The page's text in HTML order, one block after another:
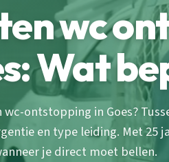
wc
Wat
wc-ontstopping in Goes?
en type leiding. Met 25
je direct moet bellen.